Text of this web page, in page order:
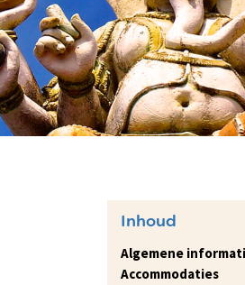
Inhoud
Algemene
Accommodaties